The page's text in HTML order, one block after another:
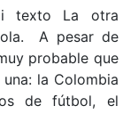
texto La otra
A pesar de
probable que
la Colombia
de fútbol, el